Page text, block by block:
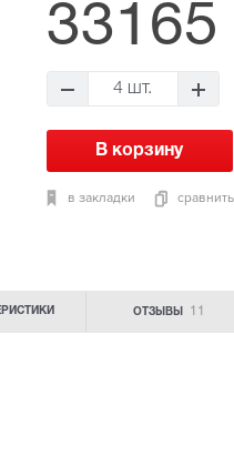
33165
4 шт.
в закладки сравнить
ОТЗЫВЫ 11